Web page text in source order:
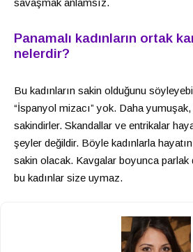
Panamalı kadınların ortak
nelerdir?
Bu kadınların sakin olduğunu
“İspanyol mizacı” yok. Daha
sakindirler. Skandallar ve entrikalar
şeyler değildir. Böyle kadınlarla
sakin olacak. Kavgalar boyunca parlak
bu kadınlar size uymaz.